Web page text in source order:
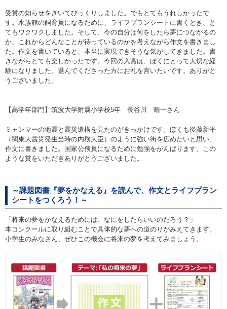
受賞の知らせをきいてびっくりしました。でもとてもうれしかったで
す。水族館の飼育員になるために、ライフプランシートに書くとき、と
てもワクワクしました。そして、今の自分は何をしたら夢につながるの
か、これからどんなことが待っているのかを考えながら作文を書きまし
た。作文を書いていると、本当に実現できそうな気がしてきました。書
きながらとても楽しかったです。今回の入賞は、ぼくにとって大切な経
験になりました。選んでくださった方にお礼を言いたいです。ありがと
うございました。
【高学年部門】筑波大学附属小学校5年 長谷川 晴一さん
ミャンマーの地震と震災遺構を見たのがきっかけです。ぼくも後藤新平
（関東大震災発生当時の内務大臣）のように強い街を広めたいと思い、
作文に書きました。国家公務員になるために勉強をがんばります。この
ような賞をいただきありがとうございました。
～課題図書『夢をかなえる』を読んで、作文とライフプラン
シートをつくろう！～
「将来の夢をかなえるためには、なにをしたらいいのだろう？」
本コンクールに取り組むことで具体的な夢への道のりがみえてきます。
小学生のみなさん、ぜひこの機会に将来の夢を考えてみましょう。